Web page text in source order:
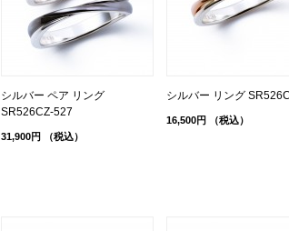
シルバー ペア リング
SR526CZ-527
31,900円 （税込）
シルバー リング
16,500円 （税込）